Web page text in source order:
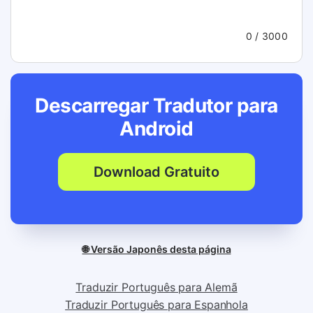
0 / 3000
Descarregar Tradutor para
Android
Download Gratuito
🌐 Versão Japonês desta página